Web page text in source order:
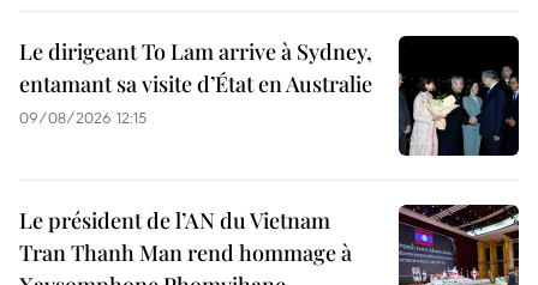
Le dirigeant To Lam arrive à Sydney,
entamant sa visite d’État en Australie
09/08/2026 12:15
Le président de l’AN du Vietnam
Tran Thanh Man rend hommage à